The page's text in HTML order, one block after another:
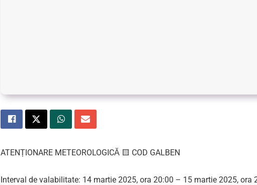
ATENȚIONARE METEOROLOGICĂ 🟨 COD GALBEN
Interval de valabilitate: 14 martie 2025, ora 20:00 – 15 martie 2025, ora